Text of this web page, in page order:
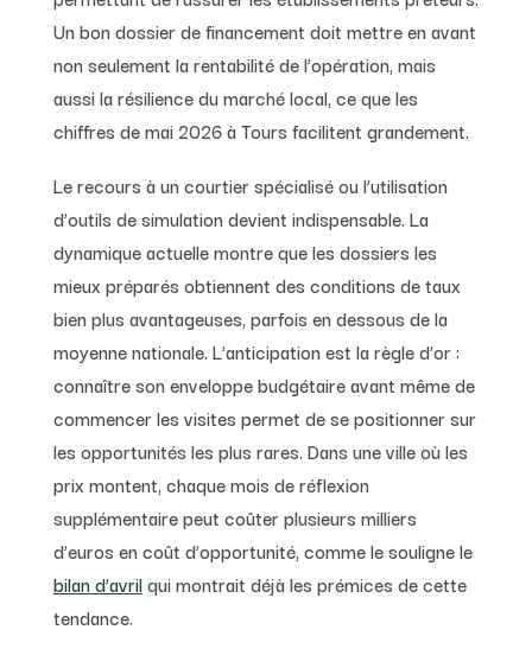
Un bon dossier de financement doit mettre en avant
non seulement la rentabilité de l’opération, mais
aussi la résilience du marché local, ce que les
chiffres de mai 2026 à Tours facilitent grandement.
Le recours à un courtier spécialisé ou l’utilisation
d’outils de simulation devient indispensable. La
dynamique actuelle montre que les dossiers les
mieux préparés obtiennent des conditions de taux
bien plus avantageuses, parfois en dessous de la
moyenne nationale. L’anticipation est la règle d’or :
connaître son enveloppe budgétaire avant même de
commencer les visites permet de se positionner sur
les opportunités les plus rares. Dans une ville où les
prix montent, chaque mois de réflexion
supplémentaire peut coûter plusieurs milliers
d’euros en coût d’opportunité, comme le souligne le
bilan d’avrilqui montrait déjà les prémices de cette
tendance.